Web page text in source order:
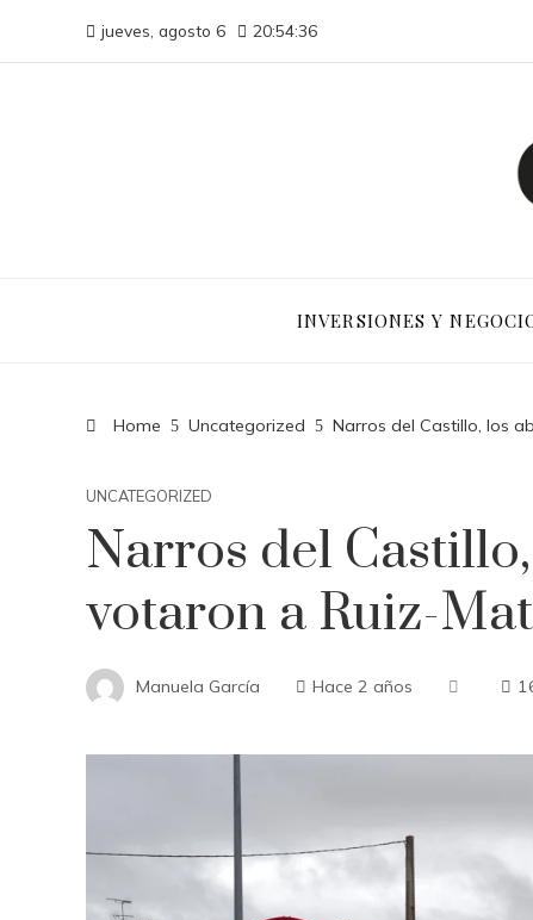
jueves, agosto 6 20:54:37
INVERSIONES Y
Home Uncategorized Narros del Castillo, los
UNCATEGORIZED
Narros del
votaron a Ruiz-
Manuela García Hace 2 años